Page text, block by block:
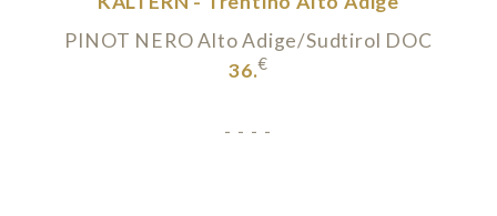
PINOT NERO Alto Adige/Sudtirol DOC
36.€
- - - -